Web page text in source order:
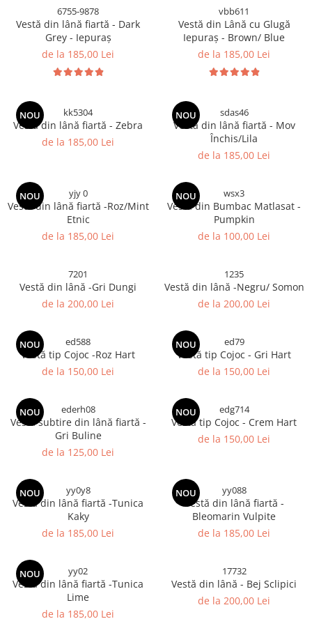
6755-9878
Vestă din lână fiartă - Dark
Grey - Iepuraș
de la 185,00 Lei
vbb611
Vestă din Lână cu Glugă
Iepuraș - Brown/ Blue
de la 185,00 Lei
NOU kk5304
Vestă din lână fiartă - Zebra
de la 185,00 Lei
NOU sdas46
Vestă din lână fiartă - Mov
Închis/Lila
de la 185,00 Lei
NOU yjy 0
Vestă din lână fiartă -Roz/Mint
Etnic
de la 185,00 Lei
NOU wsx3
Vestă din Bumbac Matlasat -
Pumpkin
de la 100,00 Lei
7201
Vestă din lână -Gri Dungi
de la 200,00 Lei
1235
Vestă din lână -Negru/ Somon
de la 200,00 Lei
NOU ed588
Vestă tip Cojoc -Roz Hart
de la 150,00 Lei
NOU ed79
Vestă tip Cojoc - Gri Hart
de la 150,00 Lei
NOU ederh08
Vestă subtire din lână fiartă -
Gri Buline
de la 125,00 Lei
NOU edg714
Vestă tip Cojoc - Crem Hart
de la 150,00 Lei
NOU yy0y8
Vestă din lână fiartă -Tunica
Kaky
de la 185,00 Lei
NOU yy088
Vestă din lână fiartă -
Bleomarin Vulpite
de la 185,00 Lei
NOU yy02
Vestă din lână fiartă -Tunica
Lime
de la 185,00 Lei
17732
Vestă din lână - Bej Sclipici
de la 200,00 Lei